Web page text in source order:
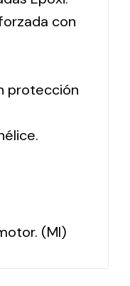
con
protección
(MI)